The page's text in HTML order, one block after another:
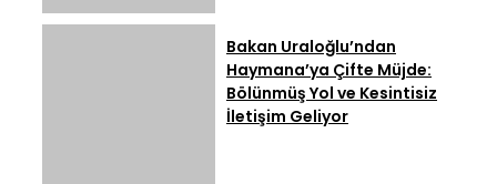
Bakan Uraloğlu’ndan
Haymana’ya Çifte Müjde:
Bölünmüş Yol ve Kesintisiz
İletişim Geliyor